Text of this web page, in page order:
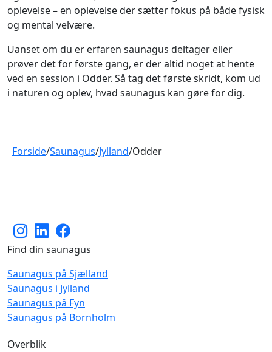
oplevelse – en oplevelse der sætter fokus på både fysisk
og mental velvære.
Uanset om du er erfaren saunagus deltager eller
prøver det for første gang, er der altid noget at hente
ved en session i Odder. Så tag det første skridt, kom ud
i naturen og oplev, hvad saunagus kan gøre for dig.
Forside/Saunagus/Jylland/Odder
Find din saunagus
Saunagus på Sjælland
Saunagus i Jylland
Saunagus på Fyn
Saunagus på Bornholm
Overblik